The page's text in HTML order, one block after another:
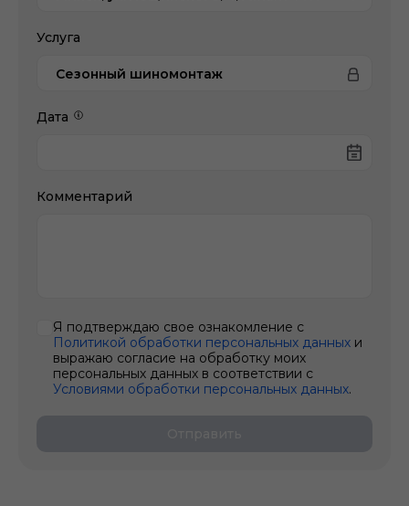
Услуга
Сезонный шиномонтаж
Дата
Комментарий
Я подтверждаю свое ознакомление с
Политикой обработки персональных данных и
выражаю согласие на обработку моих
персональных данных в соответствии с
Условиями обработки персональных данных.